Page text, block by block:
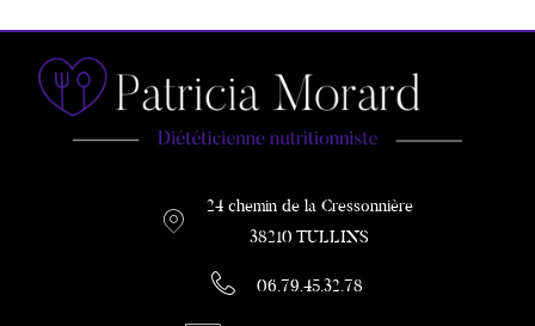
24 chemin de la Cressonnière
38210 TULLINS
06.79.45.32.78